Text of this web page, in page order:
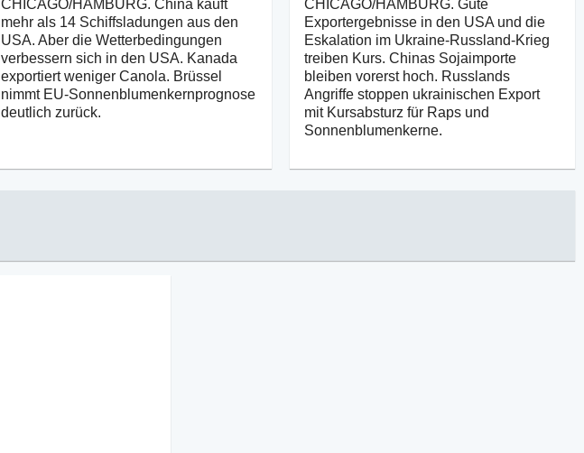
CHICAGO/HAMBURG. China kauft
mehr als 14 Schiffsladungen aus den
USA. Aber die Wetterbedingungen
verbessern sich in den USA. Kanada
exportiert weniger Canola. Brüssel
nimmt EU-Sonnenblumenkernprognose
deutlich zurück.
CHICAGO/HAMBURG. Gute
Exportergebnisse in den USA und die
Eskalation im Ukraine-Russland-Krieg
treiben Kurs. Chinas Sojaimporte
bleiben vorerst hoch. Russlands
Angriffe stoppen ukrainischen Export
mit Kursabsturz für Raps und
Sonnenblumenkerne.